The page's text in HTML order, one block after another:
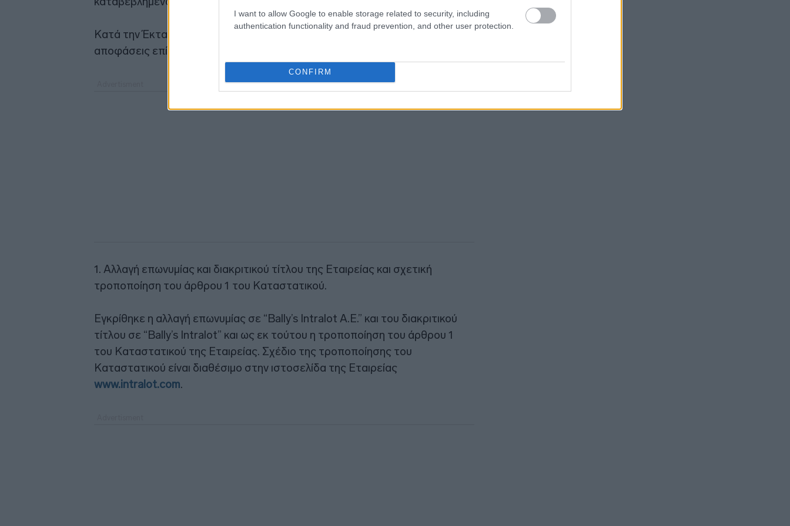
I want to allow Google to enable storage related to security, including
authentication functionality and fraud prevention, and other user protection.
CONFIRM
Κατά την Έκτακτη Γενική Συνέλευση συζητήθηκαν και ελήφθησαν
αποφάσεις επί όλων των θεμάτων της Ημερήσιας Διάταξης ως εξής:
1. Αλλαγή επωνυμίας και διακριτικού τίτλου της Εταιρείας και σχετική
τροποποίηση του άρθρου 1 του Καταστατικού.
Εγκρίθηκε η αλλαγή επωνυμίας σε “Bally’s Intralot Α.Ε.” και του διακριτικού
τίτλου σε “Bally’s Intralot” και ως εκ τούτου η τροποποίηση του άρθρου 1
του Καταστατικού της Εταιρείας. Σχέδιο της τροποποίησης του
Καταστατικού είναι διαθέσιμο στην ιστοσελίδα της Εταιρείας
www.intralot.com.